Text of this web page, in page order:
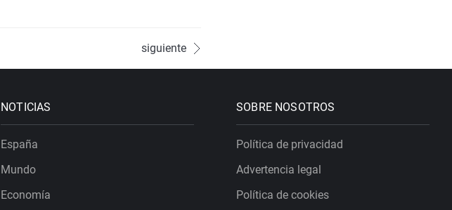
siguiente
NOTICIAS
España
Mundo
Economía
SOBRE NOSOTROS
Política de privacidad
Advertencia legal
Política de cookies